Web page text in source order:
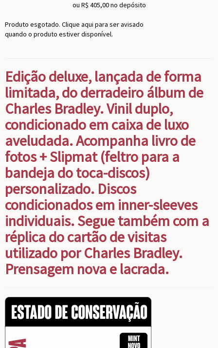
ou R$ 405,00no depósito
Produto esgotado. Clique aqui para ser avisado
quando o produto estiver disponível.
Edição deluxe, lançada de forma
limitada, do derradeiro álbum de
Charles Bradley. Vinil duplo,
condicionado em caixa de luxo
aveludada. Acompanha livro de
fotos + Slipmat (feltro para a
bandeja do toca-discos)
personalizado. Discos
condicionados em inner-sleeves
individuais. Segue também com a
réplica do cartão de visitas
utilizado por Charles Bradley.
Prensagem nova e lacrada.